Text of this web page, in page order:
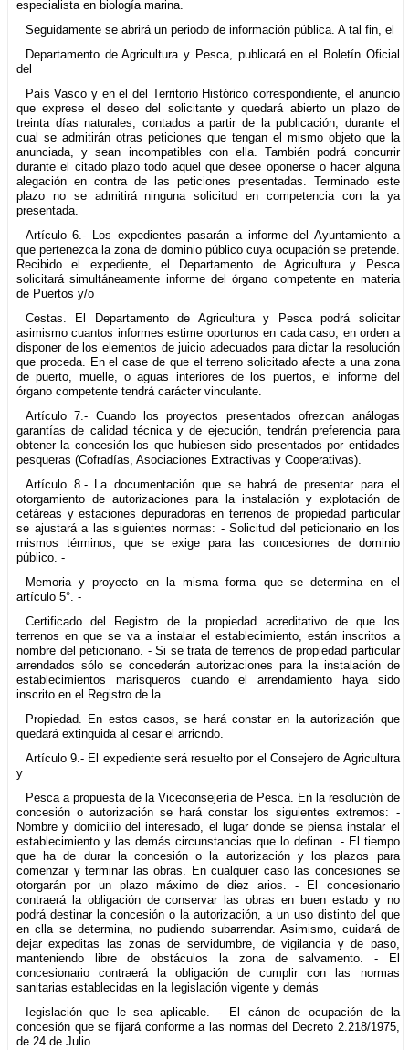
especialista en biología marina.
Seguidamente se abrirá un periodo de información pública. A tal fin, el
Departamento de Agricultura y Pesca, publicará en el Boletín Oficial
del
País Vasco y en el del Territorio Histórico correspondiente, el anuncio
que exprese el deseo del solicitante y quedará abierto un plazo de
treinta días naturales, contados a partir de la publicación, durante el
cual se admitirán otras peticiones que tengan el mismo objeto que la
anunciada, y sean incompatibles con ella. También podrá concurrir
durante el citado plazo todo aquel que desee oponerse o hacer alguna
alegación en contra de las peticiones presentadas. Terminado este
plazo no se admitirá ninguna solicitud en competencia con la ya
presentada.
Artículo 6.- Los expedientes pasarán a informe del Ayuntamiento a
que pertenezca la zona de dominio público cuya ocupación se pretende.
Recibido el expediente, el Departamento de Agricultura y Pesca
solicitará simultáneamente informe del órgano competente en materia
de Puertos y/o
Cestas. El Departamento de Agricultura y Pesca podrá solicitar
asimismo cuantos informes estime oportunos en cada caso, en orden a
disponer de los elementos de juicio adecuados para dictar la resolución
que proceda. En el case de que el terreno solicitado afecte a una zona
de puerto, muelle, o aguas interiores de los puertos, el informe del
órgano competente tendrá carácter vinculante.
Artículo 7.- Cuando los proyectos presentados ofrezcan análogas
garantías de calidad técnica y de ejecución, tendrán preferencia para
obtener la concesión los que hubiesen sido presentados por entidades
pesqueras (Cofradías, Asociaciones Extractivas y Cooperativas).
Artículo 8.- La documentación que se habrá de presentar para el
otorgamiento de autorizaciones para la instalación y explotación de
cetáreas y estaciones depuradoras en terrenos de propiedad particular
se ajustará a las siguientes normas: - Solicitud del peticionario en los
mismos términos, que se exige para las concesiones de dominio
público. -
Memoria y proyecto en la misma forma que se determina en el
artículo 5°. -
Certificado del Registro de la propiedad acreditativo de que los
terrenos en que se va a instalar el establecimiento, están inscritos a
nombre del peticionario. - Si se trata de terrenos de propiedad particular
arrendados sólo se concederán autorizaciones para la instalación de
establecimientos marisqueros cuando el arrendamiento haya sido
inscrito en el Registro de la
Propiedad. En estos casos, se hará constar en la autorización que
quedará extinguida al cesar el arricndo.
Artículo 9.- El expediente será resuelto por el Consejero de Agricultura
y
Pesca a propuesta de la Viceconsejería de Pesca. En la resolución de
concesión o autorización se hará constar los siguientes extremos: -
Nombre y domicilio del interesado, el lugar donde se piensa instalar el
establecimiento y las demás circunstancias que lo definan. - El tiempo
que ha de durar la concesión o la autorización y los plazos para
comenzar y terminar las obras. En cualquier caso las concesiones se
otorgarán por un plazo máximo de diez arios. - El concesionario
contraerá la obligación de conservar las obras en buen estado y no
podrá destinar la concesión o la autorización, a un uso distinto del que
en clla se determina, no pudiendo subarrendar. Asimismo, cuidará de
dejar expeditas las zonas de servidumbre, de vigilancia y de paso,
manteniendo libre de obstáculos la zona de salvamento. - El
concesionario contraerá la obligación de cumplir con las normas
sanitarias establecidas en la Iegislación vigente y demás
Iegislación que le sea aplicable. - El cánon de ocupación de la
concesión que se fijará conforme a las normas del Decreto 2.218/1975,
de 24 de Julio.